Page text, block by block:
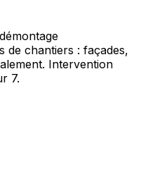
de chantiers : façades,
Intervention
7.